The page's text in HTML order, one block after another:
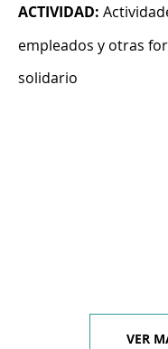
ACTIVIDAD:
empleados y otras
solidario
VER